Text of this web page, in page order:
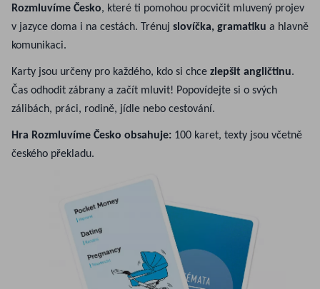
Rozmluvíme Česko, které ti pomohou procvičit mluvený projev
v jazyce doma i na cestách. Trénuj slovíčka, gramatiku a hlavně
komunikaci.
Karty jsou určeny pro každého, kdo si chce zlepšit angličtinu.
Čas odhodit zábrany a začít mluvit! Popovídejte si o svých
zálibách, práci, rodině, jídle nebo cestování.
Hra Rozmluvíme Česko obsahuje: 100 karet, texty jsou včetně
českého překladu.